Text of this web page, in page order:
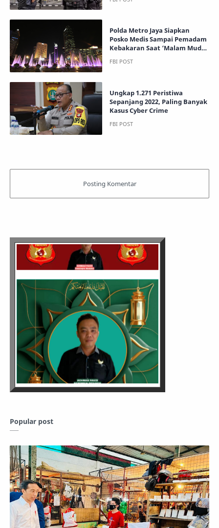
Polda Metro Jaya Siapkan
Posko Medis Sampai Pemadam
Kebakaran Saat ‘Malam Muda
Ungkap 1.271 Peristiwa
Sepanjang 2022, Paling Banyak
Kasus Cyber Crime
Popular post